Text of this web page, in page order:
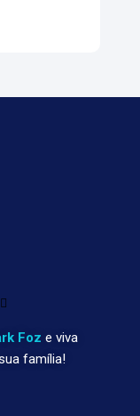
Foz e viva
família!